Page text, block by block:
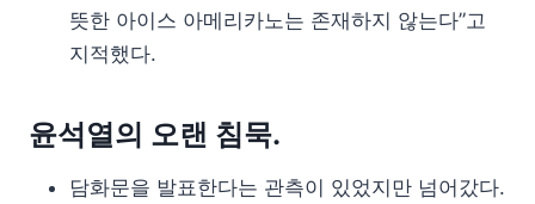
뜻한 아이스 아메리카노는 존재하지 않는다”고
지적했다.
윤석열의 오랜 침묵.
담화문을 발표한다는 관측이 있었지만 넘어갔다.